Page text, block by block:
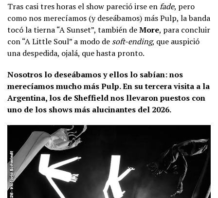
Tras casi tres horas el show pareció irse enfade, pero
como nos merecíamos (y deseábamos) más Pulp, la banda
tocó la tierna “A Sunset”, también deMore, para concluir
con “A Little Soul” a modo de soft-ending, que auspició
una despedida, ojalá, que hasta pronto.
Nosotros lo deseábamos y ellos lo sabían: nos
merecíamos mucho más Pulp. En su tercera visita a la
Argentina, los de Sheffield nos llevaron puestos con
uno de los shows más alucinantes del 2026.